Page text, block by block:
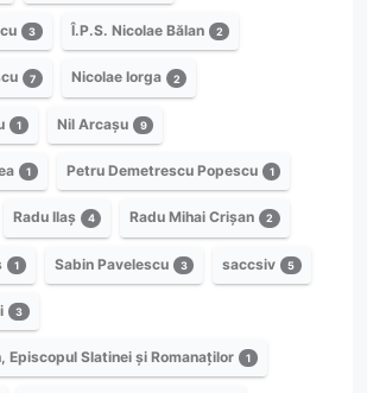
3 Î.P.S. Nicolae Bălan 2
7 Nicolae Iorga 2
1 Nil Arcașu 9
1 Petru Demetrescu Popescu 1
Radu Ilaș 4 Radu Mihai Crișan 2
1 Sabin Pavelescu 3 saccsiv 5
3
Episcopul Slatinei și Romanaților 1